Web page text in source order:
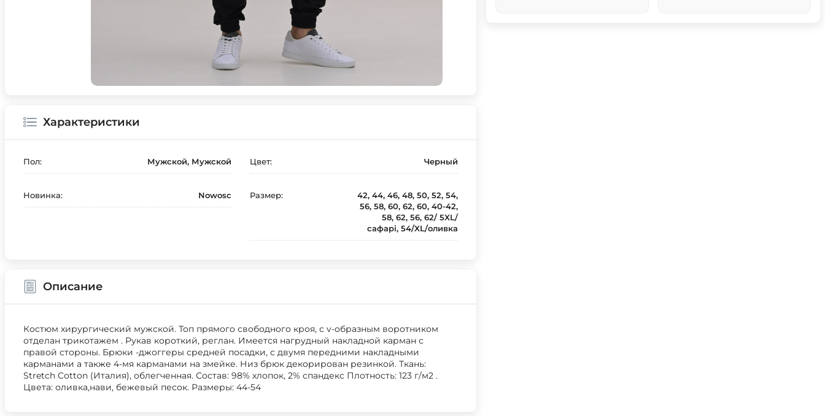
Характеристики
Пол: Мужской, Мужской Цвет: Черный
Новинка: Nowosc Размер:
42, 44, 46, 48, 50, 52, 54,
56, 58, 60, 62, 60, 40-42,
58, 62, 56, 62/ 5XL/
сафарі, 54/XL/оливка
Описание
Костюм хирургический мужской. Топ прямого свободного кроя, с v-образным воротником
отделан трикотажем . Рукав короткий, реглан. Имеется нагрудный накладной карман с
правой стороны. Брюки -джоггеры средней посадки, с двумя передними накладными
карманами а также 4-мя карманами на змейке. Низ брюк декорирован резинкой. Ткань:
Stretch Cotton (Италия), облегченная. Состав: 98% хлопок, 2% спандекс Плотность: 123 г/м2 .
Цвета: оливка,нави, бежевый песок. Размеры: 44-54